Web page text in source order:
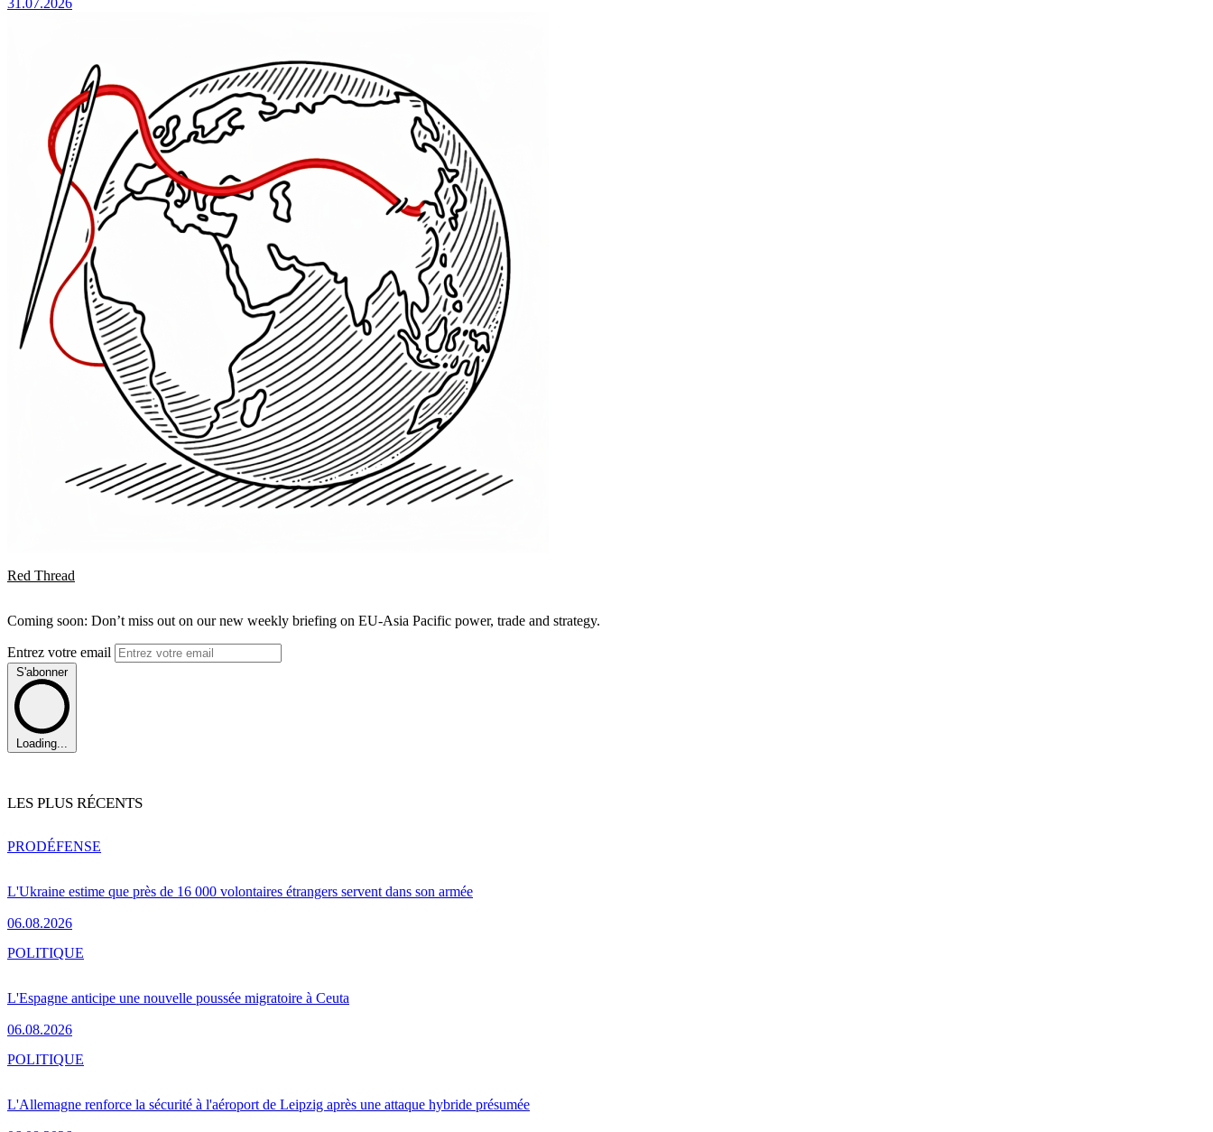
Red Thread
Coming soon: Don’t miss out on our new weekly briefing on EU-Asia Pacific power, trade and strategy.
Entrez votre email
S'abonner
Loading...
LES PLUS RÉCENTS
L'Ukraine estime que près de 16 000 volontaires étrangers servent dans son armée
06.08.2026
PRODÉFENSE
L'Espagne anticipe une nouvelle poussée migratoire à Ceuta
06.08.2026
POLITIQUE
L'Allemagne renforce la sécurité à l'aéroport de Leipzig après une attaque hybride présumée
POLITIQUE